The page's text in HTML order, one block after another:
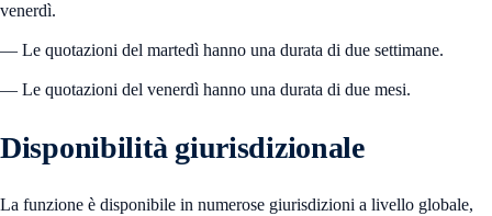
venerdì.
— Le quotazioni del martedì hanno una durata di due settimane.
— Le quotazioni del venerdì hanno una durata di due mesi.
Disponibilità giurisdizionale
La funzione è disponibile in numerose giurisdizioni a livello globale,